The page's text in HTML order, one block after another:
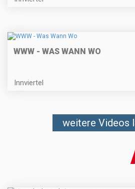
WWW - WAS WANN WO
Innviertel
weitere Videos